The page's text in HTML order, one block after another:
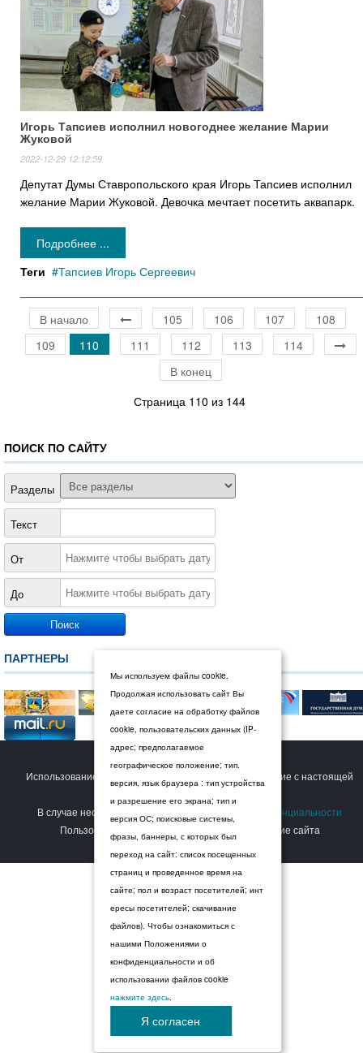
Игорь Тапсиев исполнил новогоднее желание Марии
Жуковой
2022-12-29 12:12:59
Депутат Думы Ставропольского края Игорь Тапсиев исполнил
желание Марии Жуковой. Девочка мечтает посетить аквапарк.
Подробнее ...
Теги
Тапсиев Игорь Сергеевич
В начало 105 106 107
108
109
110 111 112 113
114
В конец
Страница 110 из 144
ПОИСК ПО САЙТУ
Разделы
Текст
От
До
ПАРТНЕРЫ
Использование сайта Пользователем означает согласие с настоящей
В случае несогласия с условиями
Политики конфиденциальности
Пользователь должен прекратить использование сайта
Мы используем файлы cookie.
Продолжая использовать сайт Вы
даете согласие на обработку файлов
cookie, пользовательских данных (IP-
адрес; предполагаемое
географическое положение; тип.
версия, язык браузера : тип устройства
и разрешение его экрана; тип и
версия ОС; поисковые системы,
фразы, баннеры, с которых был
переход на сайт: список посещенных
страниц и проведенное время на
сайте; пол и возраст посетителей; инт
ересы посетителей; скачивание
файлов). Чтобы ознакомиться с
нашими Положениями о
конфиденциальности и об
использовании файлов cookie
нажмите здесь.
Я согласен